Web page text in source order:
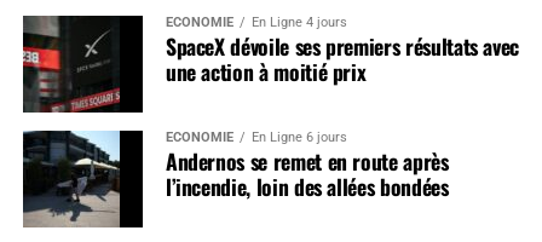
ÉCONOMIE En Ligne 4 jours
SpaceX dévoile ses premiers résultats avec
une action à moitié prix
ÉCONOMIE En Ligne 6 jours
Andernos se remet en route après
l’incendie, loin des allées bondées